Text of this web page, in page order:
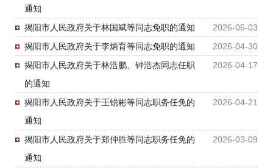
通知
2026-06-03
揭阳市人民政府关于林国斌等同志免职的通知
2026-04-30
揭阳市人民政府关于李炳育等同志免职的通知
2026-04-17
揭阳市人民政府关于林浩鹏、钟浩杰同志任职
的通知
2026-04-21
揭阳市人民政府关于王锐彬等同志职务任免的
通知
2026-03-09
揭阳市人民政府关于郑仲胜等同志职务任免的
通知